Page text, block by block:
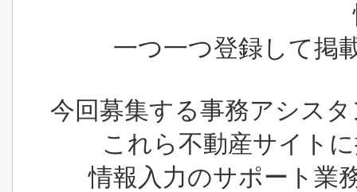
一つ一つ登録して掲
今回募集する事務アシス
これら不動産サイト
情報入力のサポート業